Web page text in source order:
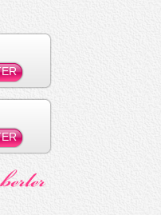
MBFWI - Zeynep Erdoğan 2015 Yaz